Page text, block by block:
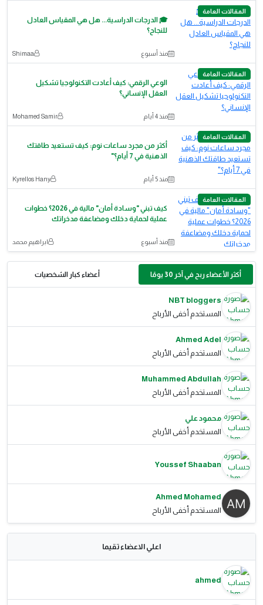
المقالات العامة
🎓 الدرجات الدراسية... هل هي المقياس العادل
للنجاح؟
منذ أسبوع Shimaa
المقالات العامة
الوعي الرقمي: كيف أعادت التكنولوجيا تشكيل
العقل الإنساني؟
منذ 4 أيام Mohamed Samir
المقالات العامة
أكثر من مجرد ساعات نوم: كيف تستعيد طاقتك
الذهنية في 7 أيام؟"
منذ 5 أيام Kyrellos Hany
المقالات العامة
كيف تبني "وسادة أمان" مالية في 2026؟ خطوات
عملية لحماية دخلك ومضاعفة مدخراتك
منذ أسبوع ابراهيم محمد
أكثر الأعضاء ربح في آخر 30 يومًا أعضاء كبار الشخصيات
NBT bloggers
المستخدم أخفى الأرباح
Ahmed Adel
المستخدم أخفى الأرباح
Muhammed Abdullah
المستخدم أخفى الأرباح
محمود علي
المستخدم أخفى الأرباح
Youssef Shaaban
Ahmed Mohamed
المستخدم أخفى الأرباح
اعلي الاعضاء تقيما
ahmed